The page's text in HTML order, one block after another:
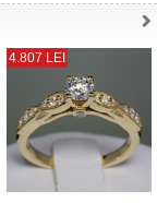
4.807 LEI